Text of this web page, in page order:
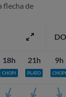
flecha de
18h
CHOPI
21h
PLATO
9h
CHOPI